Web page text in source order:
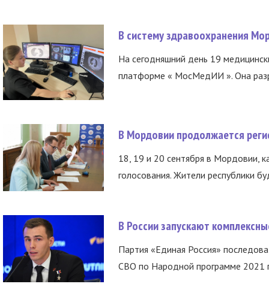
В систему здравоохранения
На сегодняшний день 19
платформе « МосМедИИ ». Она
В Мордовии продолжается
18, 19 и 20 сентября в Мордовии,
голосования. Жители республики
В России запускают
Партия «Единая Россия»
СВО по Народной программе 2021